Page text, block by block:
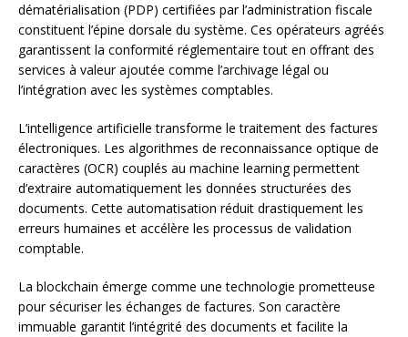
dématérialisation (PDP) certifiées par l’administration fiscale
constituent l’épine dorsale du système. Ces opérateurs agréés
garantissent la conformité réglementaire tout en offrant des
services à valeur ajoutée comme l’archivage légal ou
l’intégration avec les systèmes comptables.
L’intelligence artificielle transforme le traitement des factures
électroniques. Les algorithmes de reconnaissance optique de
caractères (OCR) couplés au machine learning permettent
d’extraire automatiquement les données structurées des
documents. Cette automatisation réduit drastiquement les
erreurs humaines et accélère les processus de validation
comptable.
La blockchain émerge comme une technologie prometteuse
pour sécuriser les échanges de factures. Son caractère
immuable garantit l’intégrité des documents et facilite la